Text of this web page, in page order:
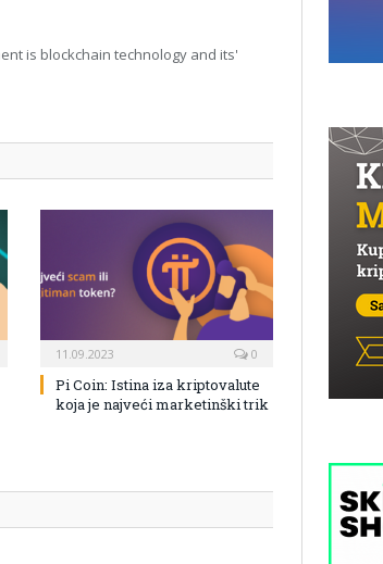
is blockchain technology and its'
11.09.2023 0
Pi Coin: Istina iza kriptovalute
koja je najveći marketinški trik